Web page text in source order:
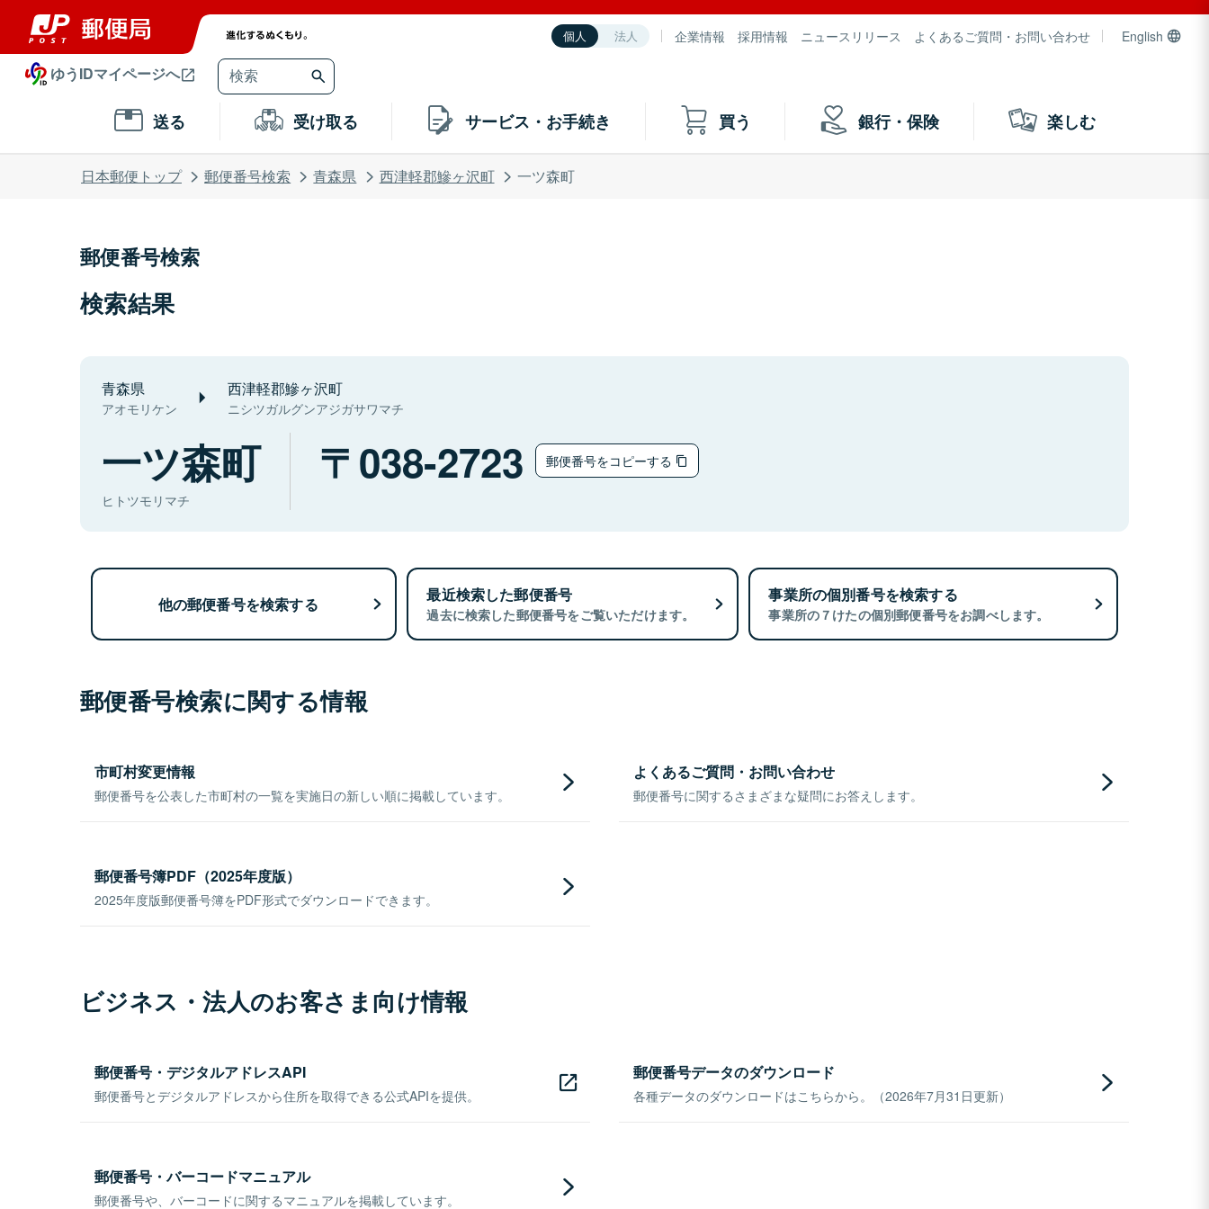
個人 法人 企業情報 採用情報 ニュースリリース よくあるご質問・お問い合わせ English
ゆうIDマイページへ
送る 受け取る サービス・お手続き 買う 銀行・保険 楽しむ
日本郵便トップ 郵便番号検索 青森県 西津軽郡鰺ヶ沢町 一ツ森町
郵便番号検索
検索結果
青森県
アオモリケン
西津軽郡鰺ヶ沢町
ニシツガルグンアジガサワマチ
一ツ森町
ヒトツモリマチ
038-2723 郵便番号をコピーする
他の郵便番号を検索する 最近検索した郵便番号
過去に検索した郵便番号をご覧いただけます。
事業所の個別番号を検索する
事業所の７けたの個別郵便番号をお調べします。
郵便番号検索に関する情報
市町村変更情報
郵便番号を公表した市町村の一覧を実施日の新しい順に掲載しています。
よくあるご質問・お問い合わせ
郵便番号に関するさまざまな疑問にお答えします。
郵便番号簿PDF（2025年度版）
2025年度版郵便番号簿をPDF形式でダウンロードできます。
ビジネス・法人のお客さま向け情報
郵便番号・デジタルアドレスAPI
郵便番号とデジタルアドレスから住所を取得できる公式APIを提供。
郵便番号データのダウンロード
各種データのダウンロードはこちらから。（2026年7月31日更新）
郵便番号・バーコードマニュアル
郵便番号や、バーコードに関するマニュアルを掲載しています。